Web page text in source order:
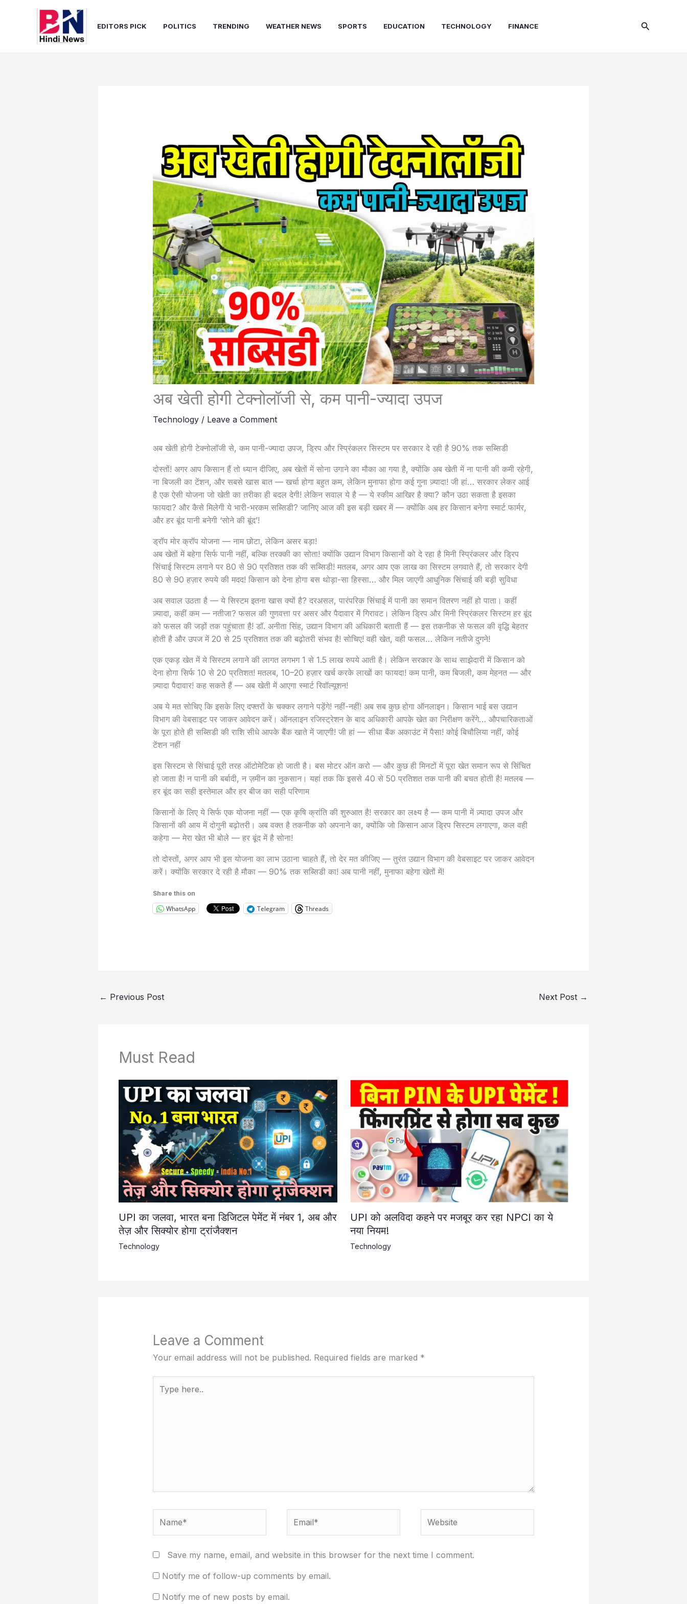
EDITORS PICK POLITICS TRENDING WEATHER NEWS SPORTS EDUCATION TECHNOLOGY FINANCE Search
अब खेती होगी टेक्नोलॉजी से, कम पानी-ज्यादा उपज
Technology/ Leave a Comment
अब खेती होगी टेक्नोलॉजी से, कम पानी-ज्यादा उपज, ड्रिप और स्प्रिंकलर सिस्टम पर सरकार दे रही है 90% तक सब्सिडी
दोस्तों! अगर आप किसान हैं तो ध्यान दीजिए, अब खेतों में सोना उगाने का मौका आ गया है, क्योंकि अब खेती में ना पानी की कमी रहेगी,
ना बिजली का टेंशन, और सबसे खास बात — खर्चा होगा बहुत कम, लेकिन मुनाफा होगा कई गुना ज़्यादा! जी हां… सरकार लेकर आई
है एक ऐसी योजना जो खेती का तरीका ही बदल देगी! लेकिन सवाल ये है — ये स्कीम आखिर है क्या? कौन उठा सकता है इसका
फायदा? और कैसे मिलेगी ये भारी-भरकम सब्सिडी? जानिए आज की इस बड़ी खबर में — क्योंकि अब हर किसान बनेगा स्मार्ट फार्मर,
और हर बूंद पानी बनेगी ‘सोने की बूंद’!
ड्रॉप मोर क्रॉप योजना — नाम छोटा, लेकिन असर बड़ा!
अब खेतों में बहेगा सिर्फ पानी नहीं, बल्कि तरक्की का सोता! क्योंकि उद्यान विभाग किसानों को दे रहा है मिनी स्प्रिंकलर और ड्रिप
सिंचाई सिस्टम लगाने पर 80 से 90 प्रतिशत तक की सब्सिडी! मतलब, अगर आप एक लाख का सिस्टम लगवाते हैं, तो सरकार देगी
80 से 90 हज़ार रुपये की मदद! किसान को देना होगा बस थोड़ा-सा हिस्सा… और मिल जाएगी आधुनिक सिंचाई की बड़ी सुविधा
अब सवाल उठता है — ये सिस्टम इतना खास क्यों है? दरअसल, पारंपरिक सिंचाई में पानी का समान वितरण नहीं हो पाता। कहीं
ज़्यादा, कहीं कम — नतीजा? फसल की गुणवत्ता पर असर और पैदावार में गिरावट। लेकिन ड्रिप और मिनी स्प्रिंकलर सिस्टम हर बूंद
को फसल की जड़ों तक पहुंचाता है! डॉ. अनीता सिंह, उद्यान विभाग की अधिकारी बताती हैं — इस तकनीक से फसल की वृद्धि बेहतर
होती है और उपज में 20 से 25 प्रतिशत तक की बढ़ोतरी संभव है! सोचिए! वही खेत, वही फसल… लेकिन नतीजे दुगने!
एक एकड़ खेत में ये सिस्टम लगाने की लागत लगभग 1 से 1.5 लाख रुपये आती है। लेकिन सरकार के साथ साझेदारी में किसान को
देना होगा सिर्फ 10 से 20 प्रतिशत! मतलब, 10–20 हज़ार खर्च करके लाखों का फायदा! कम पानी, कम बिजली, कम मेहनत — और
ज़्यादा पैदावार! कह सकते हैं — अब खेती में आएगा स्मार्ट रिवॉल्यूशन!
अब ये मत सोचिए कि इसके लिए दफ्तरों के चक्कर लगाने पड़ेंगे! नहीं-नहीं! अब सब कुछ होगा ऑनलाइन। किसान भाई बस उद्यान
विभाग की वेबसाइट पर जाकर आवेदन करें। ऑनलाइन रजिस्ट्रेशन के बाद अधिकारी आपके खेत का निरीक्षण करेंगे… औपचारिकताओं
के पूरा होते ही सब्सिडी की राशि सीधे आपके बैंक खाते में जाएगी! जी हां — सीधा बैंक अकाउंट में पैसा! कोई बिचौलिया नहीं, कोई
टेंशन नहीं
इस सिस्टम से सिंचाई पूरी तरह ऑटोमेटिक हो जाती है। बस मोटर ऑन करो — और कुछ ही मिनटों में पूरा खेत समान रूप से सिंचित
हो जाता है! न पानी की बर्बादी, न ज़मीन का नुकसान। यहां तक कि इससे 40 से 50 प्रतिशत तक पानी की बचत होती है! मतलब —
हर बूंद का सही इस्तेमाल और हर बीज का सही परिणाम
किसानों के लिए ये सिर्फ एक योजना नहीं — एक कृषि क्रांति की शुरुआत है! सरकार का लक्ष्य है — कम पानी में ज़्यादा उपज और
किसानों की आय में दोगुनी बढ़ोतरी। अब वक्त है तकनीक को अपनाने का, क्योंकि जो किसान आज ड्रिप सिस्टम लगाएगा, कल वही
कहेगा — मेरा खेत भी बोले — हर बूंद में है सोना!
तो दोस्तों, अगर आप भी इस योजना का लाभ उठाना चाहते हैं, तो देर मत कीजिए — तुरंत उद्यान विभाग की वेबसाइट पर जाकर आवेदन
करें। क्योंकि सरकार दे रही है मौका — 90% तक सब्सिडी का! अब पानी नहीं, मुनाफा बहेगा खेतों में!
Share this on
WhatsApp Telegram Threads
← Previous Post Next Post →
Must Read
UPI का जलवा, भारत बना डिजिटल पेमेंट में नंबर 1, अब और
तेज़ और सिक्योर होगा ट्रांजैक्शन
Technology
UPI को अलविदा कहने पर मजबूर कर रहा NPCI का ये
नया नियम!
Technology
Leave a Comment
Your email address will not be published. Required fields are marked *
here..
Save my name, email, and website in this browser for the next time I comment.
Notify me of follow-up comments by email.
Notify me of new posts by email.